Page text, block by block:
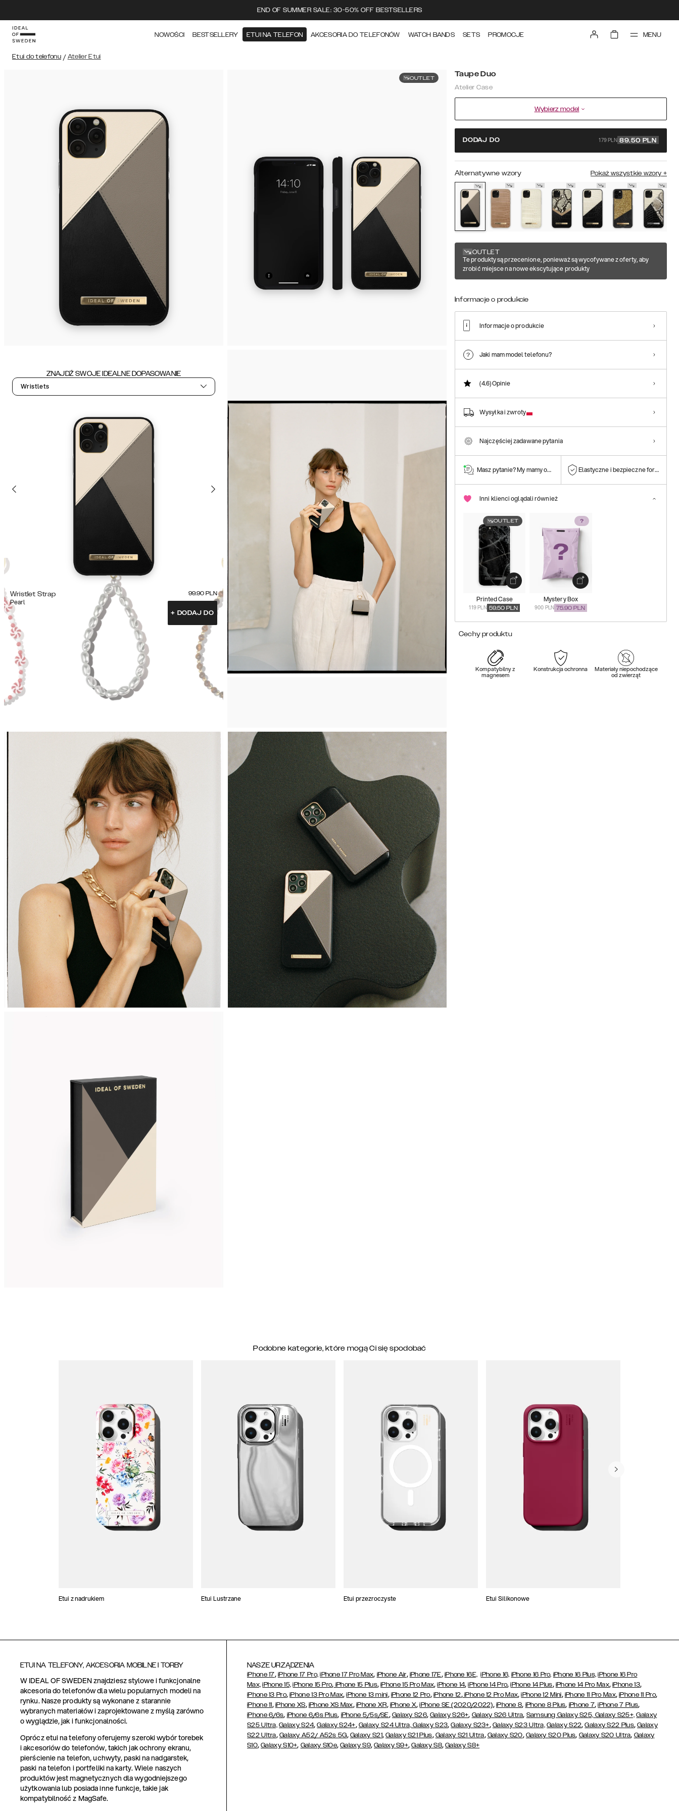
END OF SUMMER SALE: 30-50% OFF BESTSELLERS
NOWOŚCI BESTSELLERY ETUI NA TELEFON AKCESORIA DO TELEFONÓW WATCH BANDS SETS PROMOCJE MENU
Etui do telefonu / Atelier Etui
OUTLET
ZNAJDŹ SWOJE IDEALNE DOPASOWANIE
Wristlets
Wristlet Strap
Pearl
99.90 PLN
+ DODAJ DO
Taupe Duo
Atelier Case
Wybierz model
DODAJ DO 179 PLN 89.50 PLN
Alternatywne wzory Pokaż wszystkie wzory +
OUTLET
Te produkty są przecenione, ponieważ są wycofywane z oferty, aby
zrobić miejsce na nowe ekscytujące produkty
Informacje o produkcie
Informacje o produkcie
Jaki mam model telefonu?
(4.6)Opinie
Wysyłka i zwroty
Najczęściej zadawane pytania
Masz pytanie? My mamy odpowiedź! Elastyczne i bezpieczne formy
Inni klienci oglądali również
OUTLET
Printed Case
119 PLN 59.50 PLN
Mystery Box
900 PLN 75.90 PLN
Cechy produktu
Kompatybilny z
magnesem
Konstrukcja ochronna Materiały niepochodzące
od zwierząt
Podobne kategorie, które mogą Ci się spodobać
Etui z nadrukiem Etui Lustrzane Etui przezroczyste Etui Silikonowe
ETUI NA TELEFONY, AKCESORIA MOBILNE I TORBY
W IDEAL OF SWEDEN znajdziesz stylowe i funkcjonalne
akcesoria do telefonów dla wielu popularnych modeli na
rynku. Nasze produkty są wykonane z starannie
wybranych materiałów i zaprojektowane z myślą zarówno
o wyglądzie, jak i funkcjonalności.
Oprócz etui na telefony oferujemy szeroki wybór torebek
i akcesoriów do telefonów, takich jak ochrony ekranu,
pierścienie na telefon, uchwyty, paski na nadgarstek,
paski na telefon i portfeliki na karty. Wiele naszych
produktów jest magnetycznych dla wygodniejszego
użytkowania lub posiada inne funkcje, takie jak
kompatybilność z MagSafe.
NASZE URZĄDZENIA
iPhone 17, iPhone 17 Pro, iPhone 17 Pro Max, iPhone Air, iPhone 17E, iPhone 16E, iPhone 16, iPhone 16 Pro, iPhone 16 Plus, iPhone 16 Pro
Max, iPhone 15, iPhone 15 Pro, iPhone 15 Plus,iPhone 15 Pro Max,iPhone 14,iPhone 14 Pro,iPhone 14 Plus, iPhone 14 Pro Max,iPhone 13,
iPhone 13 Pro,iPhone 13 Pro Max,iPhone 13 mini, iPhone 12 Pro, iPhone 12,iPhone 12 Pro Max,iPhone 12 Mini, iPhone 11 Pro Max,iPhone 11 Pro,
iPhone 11, iPhone XS, iPhone XS Max, iPhone XR, iPhone X,iPhone SE (2020/2022), iPhone 8, iPhone 8 Plus, iPhone 7,iPhone 7 Plus,
iPhone 6/6s, iPhone 6/6s Plus, iPhone 5/5s/SE, Galaxy S26,Galaxy S26+, Galaxy S26 Ultra, Samsung Galaxy S25, Galaxy S25+, Galaxy
S25 Ultra, Galaxy S24,Galaxy S24+, Galaxy S24 Ultra,Galaxy S23,Galaxy S23+, Galaxy S23 Ultra, Galaxy S22,Galaxy S22 Plus,Galaxy
S22 Ultra, Galaxy A52/ A52s 5G, Galaxy S21,Galaxy S21 Plus, Galaxy S21 Ultra, Galaxy S20, Galaxy S20 Plus, Galaxy S20 Ultra, Galaxy
S10,Galaxy S10+, Galaxy S10e,Galaxy S9,Galaxy S9+,Galaxy S8,Galaxy S8+